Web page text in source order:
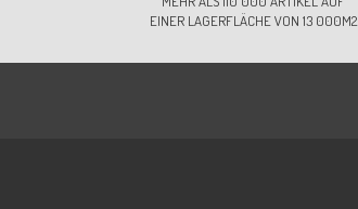
EINER LAGERFLÄCHE VON 13 000M2